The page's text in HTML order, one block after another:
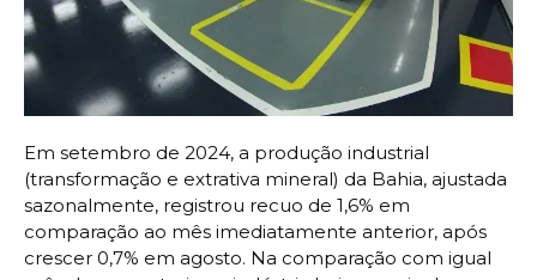
Em setembro de 2024, a produção industrial
(transformação e extrativa mineral) da Bahia, ajustada
sazonalmente, registrou recuo de 1,6% em
comparação ao mês imediatamente anterior, após
crescer 0,7% em agosto. Na comparação com igual